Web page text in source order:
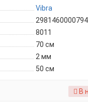
Vibra
2981460000794
8011
70 см
2 мм
50 см
В